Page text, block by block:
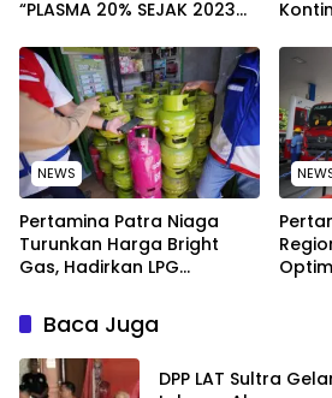
“PLASMA 20% SEJAK 2023
WARGA WAWOONE!
NEWS
Pertamina Patra Niaga
Turunkan Harga Bright
Gas, Hadirkan LPG
Lebih Kompetitif
Baca Juga
‎DPP LAT Sultra